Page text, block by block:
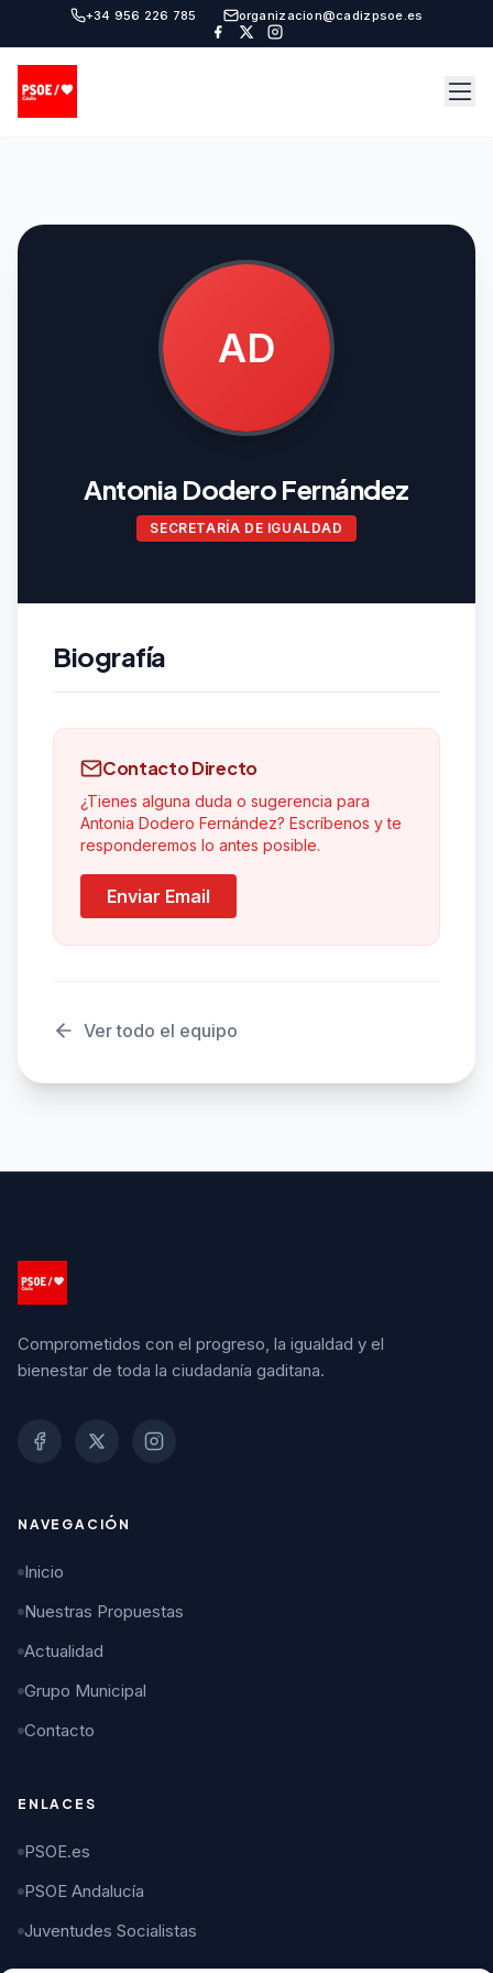
+34 956 226 785 organizacion@cadizpsoe.es
AD
Antonia Dodero Fernández
SECRETARÍA DE IGUALDAD
Biografía
Contacto Directo
¿Tienes alguna duda o sugerencia para
Antonia Dodero Fernández? Escríbenos y te
responderemos lo antes posible.
Enviar Email
Ver todo el equipo
Comprometidos con el progreso, la igualdad y el
bienestar de toda la ciudadanía gaditana.
NAVEGACIÓN
Inicio
Nuestras Propuestas
Actualidad
Grupo Municipal
Contacto
ENLACES
PSOE.es
PSOE Andalucía
Juventudes Socialistas